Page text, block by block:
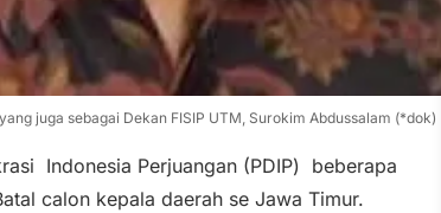
juga sebagai Dekan FISIP UTM, Surokim Abdussalam (*dok)
Indonesia Perjuangan (PDIP) beberapa
calon kepala daerah se Jawa Timur.